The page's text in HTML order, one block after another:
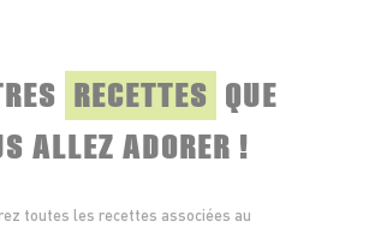
RECETTES QUE
ALLEZ ADORER !
toutes les recettes associées au